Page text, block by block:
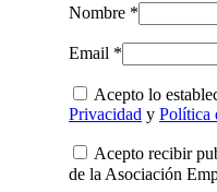
Nombre *
Email *
Acepto lo
Privacidad y Política
Acepto recibir
de la Asociación